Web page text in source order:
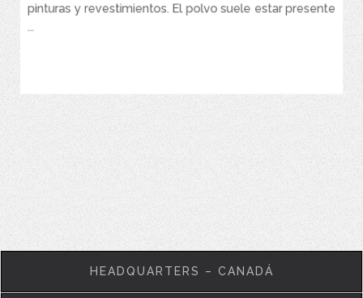
pinturas y revestimientos. El polvo suele estar presente
...
HEADQUARTERS – CANADÁ